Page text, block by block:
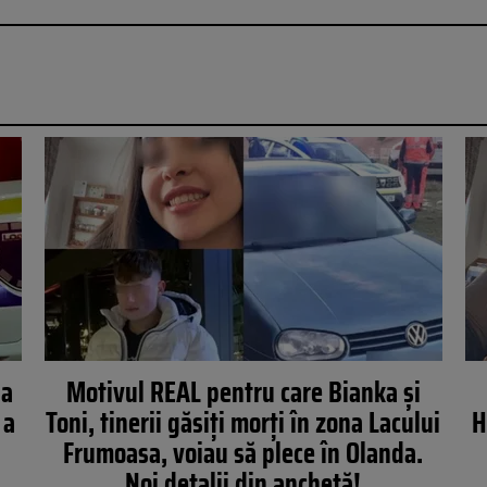
Motivul REAL pentru care Bianka și
Toni, tinerii găsiți morți în zona Lacului
Frumoasa, voiau să plece în Olanda.